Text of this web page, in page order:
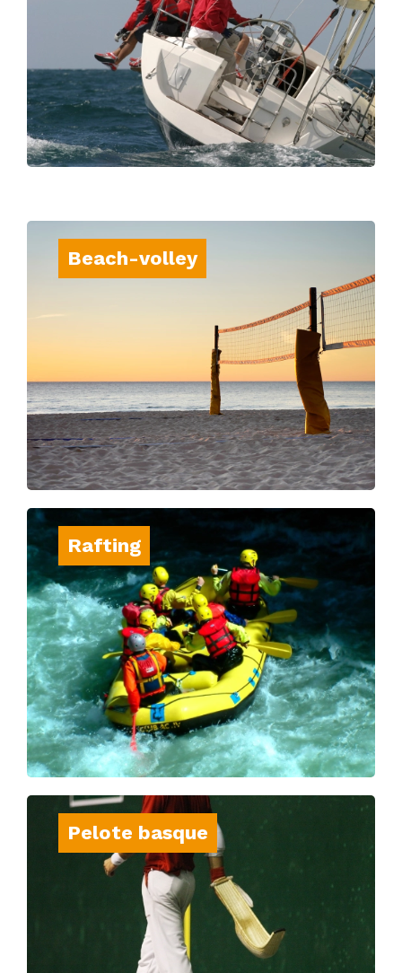
Partez en régate en voilier et défiez les
vagues de la côte basque en équipe.
Beach-volley
Profitez du sable fin et de l’ambiance
décontractée pour un match de beach-
volley avec vue sur l’océan.
Rafting
Vivez des sensations fortes en descendant
les rapides de la Nive, une aventure
aquatique inoubliable à partager entre amis.
Pelote basque
Vivez une expérience culturelle unique en
découvrant ce sport traditionnel basque,
alliant technique et convivialité.